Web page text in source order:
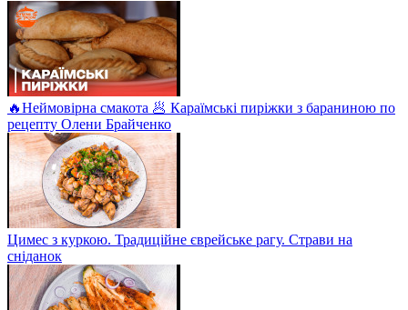
🔥Неймовірна смакота 🥟 Караїмські пиріжки з бараниною по
рецепту Олени Брайченко
Цимес з куркою. Традиційне єврейське рагу. Страви на
сніданок